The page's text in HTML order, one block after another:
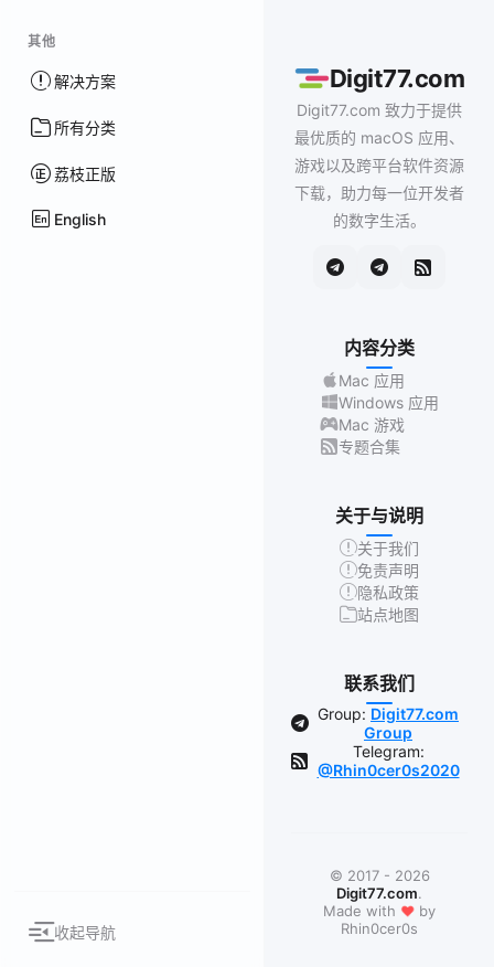
其他
解决方案
所有分类
荔枝正版
English
收起导航
Digit77.com
Digit77.com 致力于提供
最优质的 macOS 应用、
游戏以及跨平台软件资源
下载，助力每一位开发者
的数字生活。
内容分类
Mac 应用
Windows 应用
Mac 游戏
专题合集
关于与说明
关于我们
免责声明
隐私政策
站点地图
联系我们
Group: Digit77.com
Group
Telegram:
@Rhin0cer0s2020
© 2017 - 2026
Digit77.com.
Made with ❤ by
Rhin0cer0s